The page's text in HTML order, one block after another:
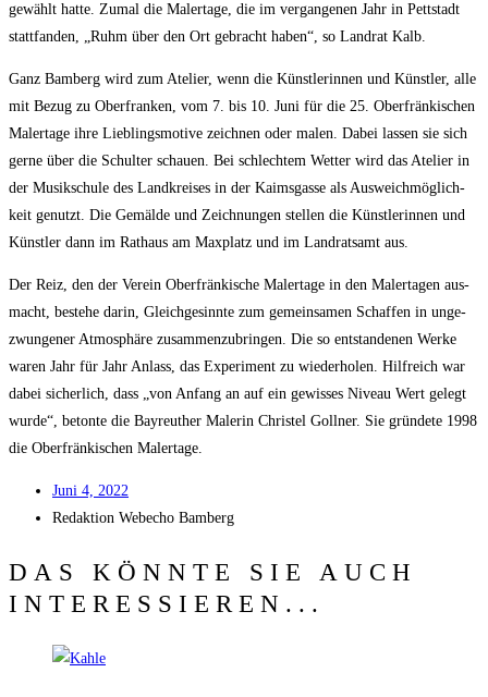
gewählt hat­te. Zumal die Maler­ta­ge, die im ver­gan­ge­nen Jahr in Pett­stadt
statt­fan­den, „Ruhm über den Ort gebracht haben“, so Land­rat Kalb.
Ganz Bam­berg wird zum Ate­lier, wenn die Künst­le­rin­nen und Künst­ler, alle
mit Bezug zu Ober­fran­ken, vom 7. bis 10. Juni für die 25. Ober­frän­ki­schen
Maler­ta­ge ihre Lieb­lings­mo­ti­ve zeich­nen oder malen. Dabei las­sen sie sich
ger­ne über die Schul­ter schau­en. Bei schlech­tem Wet­ter wird das Ate­lier in
der Musik­schu­le des Land­krei­ses in der Kaims­gas­se als Aus­weich­mög­lich­
keit genutzt. Die Gemäl­de und Zeich­nun­gen stel­len die Künst­le­rin­nen und
Künst­ler dann im Rat­haus am Max­platz und im Land­rats­amt aus.
Der Reiz, den der Ver­ein Ober­frän­ki­sche Maler­ta­ge in den Maler­ta­gen aus­
macht, bestehe dar­in, Gleich­ge­sinn­te zum gemein­sa­men Schaf­fen in unge­
zwun­ge­ner Atmo­sphä­re zusam­men­zu­brin­gen. Die so ent­stan­de­nen Wer­ke
waren Jahr für Jahr Anlass, das Expe­ri­ment zu wie­der­ho­len. Hilf­reich war
dabei sicher­lich, dass „von Anfang an auf ein gewis­ses Niveau Wert gelegt
wur­de“, beton­te die Bay­reu­ther Male­rin Chris­tel Goll­ner. Sie grün­de­te 1998
die Ober­frän­ki­schen Malertage.
Juni 4, 2022
Redak­ti­on Web­echo Bamberg
DAS KÖNNTE SIE AUCH
INTERESSIEREN...